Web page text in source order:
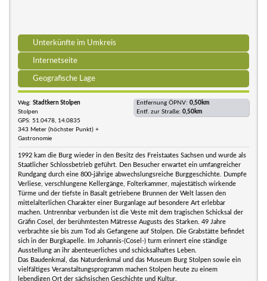
Unterkünfte im Umkreis
Internetseite
Geografische Lage
Weg: Stadtkern Stolpen
Stolpen
GPS: 51.0478, 14.0835
343 Meter (höchster Punkt) +
Gastronomie
Entfernung ÖPNV: 0,50km
Entf. zur Straße: 0,50km
1992 kam die Burg wieder in den Besitz des Freistaates Sachsen und wurde als
Staatlicher Schlossbetrieb geführt. Den Besucher erwartet ein umfangreicher
Rundgang durch eine 800-jährige abwechslungsreiche Burggeschichte. Dumpfe
Verliese, verschlungene Kellergänge, Folterkammer, majestätisch wirkende
Türme und der tiefste in Basalt getriebene Brunnen der Welt lassen den
mittelalterlichen Charakter einer Burganlage auf besondere Art erlebbar
machen. Untrennbar verbunden ist die Veste mit dem tragischen Schicksal der
Gräfin Cosel, der berühmtesten Mätresse Augusts des Starken. 49 Jahre
verbrachte sie bis zum Tod als Gefangene auf Stolpen. Die Grabstätte befindet
sich in der Burgkapelle. Im Johannis-(Cosel-) turm erinnert eine ständige
Ausstellung an ihr abenteuerliches und schicksalhaftes Leben.
Das Baudenkmal, das Naturdenkmal und das Museum Burg Stolpen sowie ein
vielfältiges Veranstaltungsprogramm machen Stolpen heute zu einem
lebendigen Ort der sächsischen Geschichte und Kultur.